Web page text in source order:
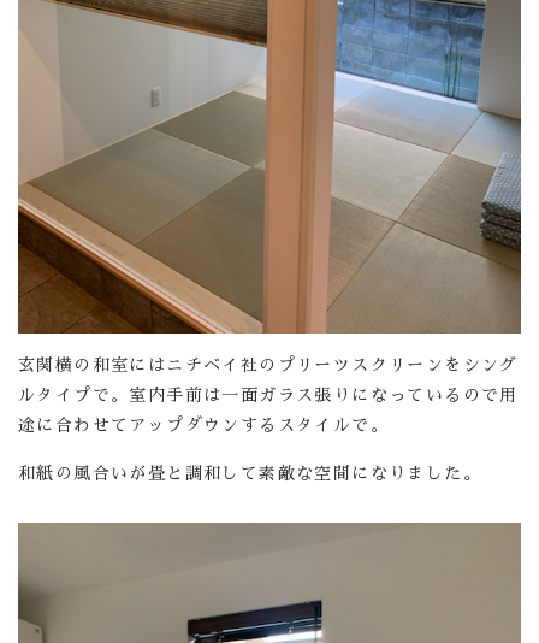
玄関横の和室にはニチベイ社のプリーツスクリーンをシング
ルタイプで。室内手前は一面ガラス張りになっているので用
途に合わせてアップダウンするスタイルで。
和紙の風合いが畳と調和して素敵な空間になりました。